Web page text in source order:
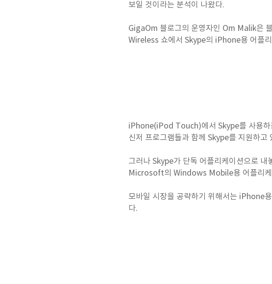
보일 것이라는 분석이 나왔다.
GigaOm 블로그의 운영자인 Om Malik은
Wireless 쇼에서 Skype의 iPhone용 어플
iPhone(iPod Touch)에서 Skype를 사용하
신저 프로그램들과 함께 Skype를 지원하
그러나 Skype가 단독 어플리케이션으로
Microsoft의 Windows Mobile용 어플리케
모바일 시장을 공략하기 위해서는 iPhone
다.